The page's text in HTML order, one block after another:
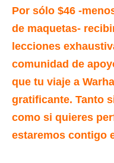
Por sólo $46 -
de maquetas-
lecciones
comunidad de
que tu viaje a
gratificante. Tanto
como si quieres
estaremos contigo